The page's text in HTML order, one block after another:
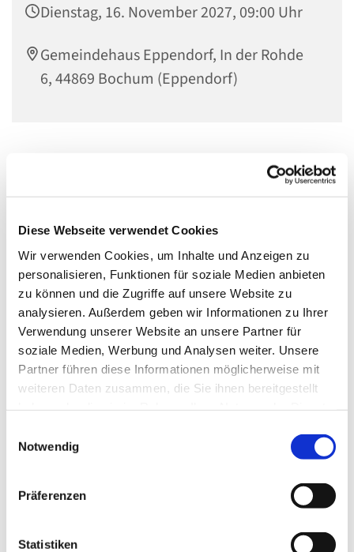
Diese Webseite verwendet Cookies
Wir verwenden Cookies, um Inhalte und Anzeigen zu
personalisieren, Funktionen für soziale Medien anbieten
zu können und die Zugriffe auf unsere Website zu
analysieren. Außerdem geben wir Informationen zu Ihrer
Verwendung unserer Website an unsere Partner für
soziale Medien, Werbung und Analysen weiter. Unsere
Partner führen diese Informationen möglicherweise mit
weiteren Daten zusammen, die Sie ihnen bereitgestellt
Notwendig
Präferenzen
Statistiken
Dienstag, 16. November 2027, 09:00 Uhr
Gemeindehaus Eppendorf, In der Rohde
6, 44869 Bochum (Eppendorf)
Dies könnte Sie auch interessieren